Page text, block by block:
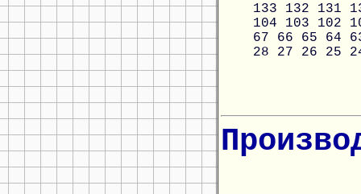
133 132 131
104
103 102
67
66 65 64
28
27 26 25